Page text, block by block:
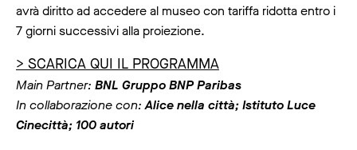
avrà diritto ad accedere al museo con tariffa ridotta entro i
7 giorni successivi alla proiezione.
> SCARICA QUI IL PROGRAMMA
Main Partner: BNL Gruppo BNP Paribas
In collaborazione con:Alice nella città; Istituto Luce
Cinecittà; 100 autori